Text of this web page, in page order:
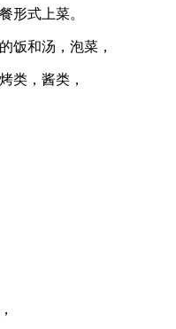
形式上菜。
饭和汤，泡菜，
类，酱类，